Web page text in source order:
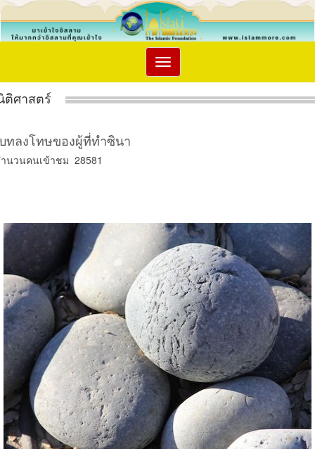
Toggle
navigation
ติศาสตร์
ทลงโทษของผู้ที่ทำซินา
นวนคนเข้าชม 28581